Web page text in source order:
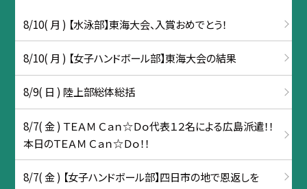
8/10( 月 ) 【水泳部】東海大会、入賞おめでとう！
8/10( 月 ) 【女子ハンドボール部】東海大会の結果
8/9( 日 ) 陸上部総体総括
8/7( 金 ) ＴＥＡＭ Ｃａｎ☆Ｄｏ代表１２名による広島派遣！！
本日のＴＥＡＭ Ｃａｎ☆Ｄｏ！！
8/7( 金 ) 【女子ハンドボール部】四日市の地で恩返しを